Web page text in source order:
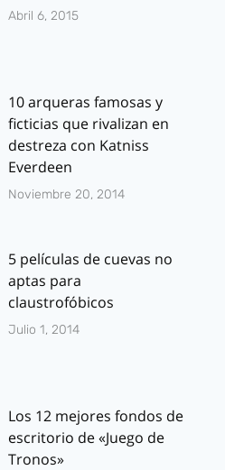
Abril 6, 2015
10 arqueras famosas y
ficticias que rivalizan en
destreza con Katniss
Everdeen
Noviembre 20, 2014
5 películas de cuevas no
aptas para
claustrofóbicos
Julio 1, 2014
Los 12 mejores fondos de
escritorio de «Juego de
Tronos»